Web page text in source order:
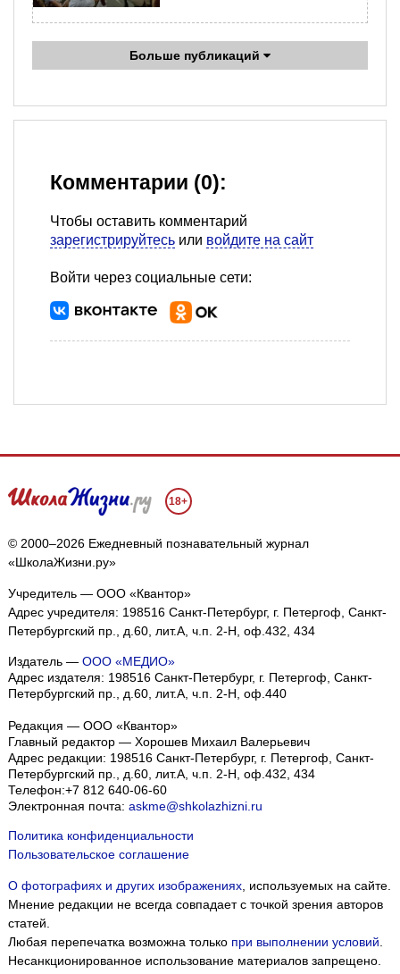
Больше публикаций
Комментарии (0):
Чтобы оставить комментарий
зарегистрируйтесь или войдите на сайт
Войти через социальные сети:
18+
© 2000–2026 Ежедневный познавательный журнал
«ШколаЖизни.ру»
Учредитель — ООО «Квантор»
Адрес учредителя: 198516 Санкт-Петербург, г. Петергоф, Санкт-
Петербургский пр., д.60, лит.А, ч.п. 2-Н, оф.432, 434
Издатель — ООО «МЕДИО»
Адрес издателя: 198516 Санкт-Петербург, г. Петергоф, Санкт-
Петербургский пр., д.60, лит.А, ч.п. 2-Н, оф.440
Редакция — ООО «Квантор»
Главный редактор — Хорошев Михаил Валерьевич
Адрес редакции: 198516 Санкт-Петербург, г. Петергоф Санкт-
Петербургский пр., д.60, лит.А, ч.п. 2-Н, оф.432, 434
Телефон:+7 812 640-06-60
Электронная почта: askme@shkolazhizni.ru
Политика конфиденциальности
Пользовательское соглашение
О фотографиях и других изображениях, используемых на сайте.
Мнение редакции не всегда совпадает с точкой зрения авторов
статей.
Любая перепечатка возможна только при выполнении условий
Несанкционированное использование материалов запрещено.